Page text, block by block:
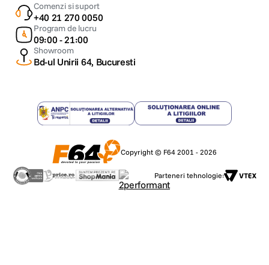
Comenzi si suport
+40 21 270 0050
Program de lucru
09:00 - 21:00
Showroom
Bd-ul Unirii 64, Bucuresti
Copyright © F64 2001 - 2026
Parteneri tehnologie: